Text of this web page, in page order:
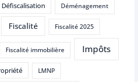
Défiscalisation Déménagement
Fiscalité Fiscalité 2025
Fiscalité immobilière Impôts
LMNP